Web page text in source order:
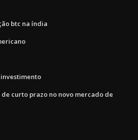
btc na índia
curto prazo no novo mercado de